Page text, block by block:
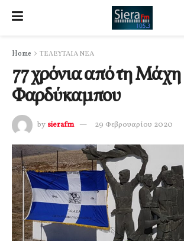
Home ΤΕΛΕΥΤΑΙΑ ΝΕΑ
77 χρόνια από τη Μάχη
Φαρδύκαμπου
by sierafm 29 Φεβρουαρίου 2020